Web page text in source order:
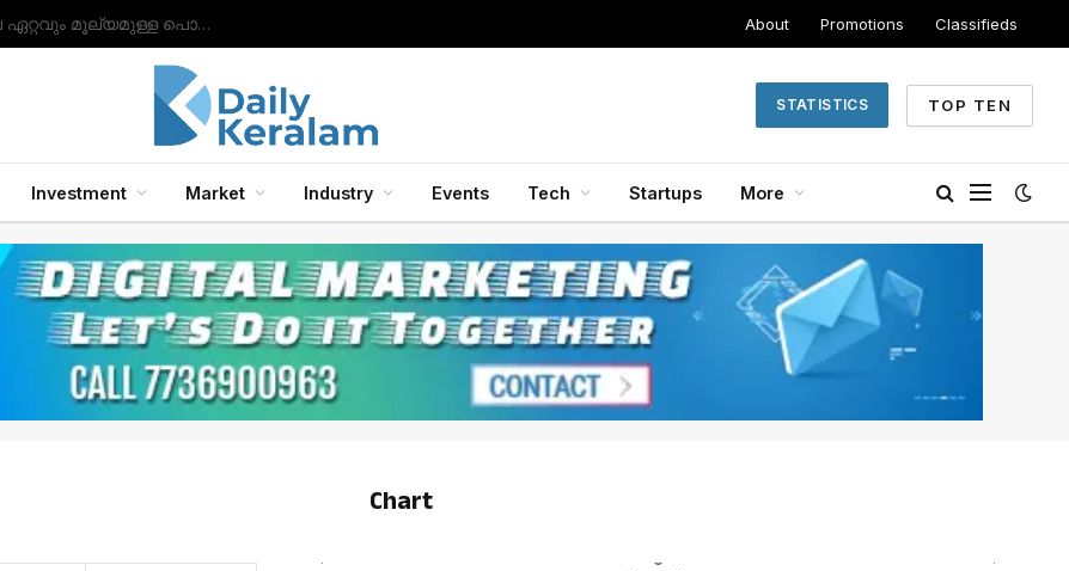
സാംസങ് ഗാലക്‌സി ബഡ്‌സ് 2, ബഡ്‌സ് 2 പ്രോ, ബഡ്‌സ് എഫ്ഇ ഇയർഫോണുകൾ എന്നിവയിലേക്ക് ഗാലക്‌സി എഐ ഫീച്ചറുകൾ അവതരിപ്പിച്ചു.
About Promotions Classifieds
STATISTICS TOP TEN
Investment Market Industry Events Tech Startups More
Chart